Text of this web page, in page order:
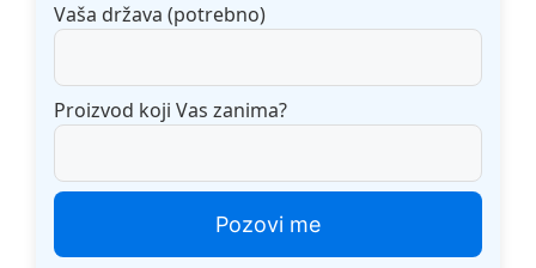
Vaša država (potrebno)
Proizvod koji Vas zanima?